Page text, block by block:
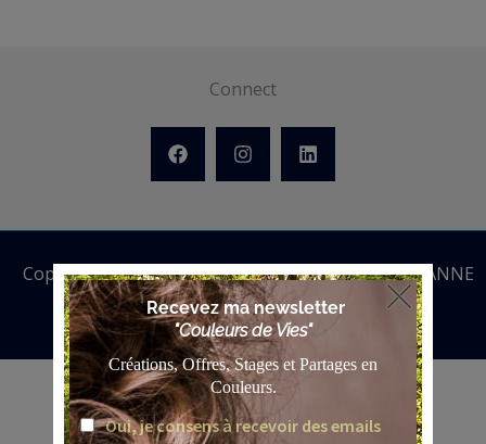
Connect
Copyright © 2026 ANNE BATTOUE | Powered by ANNE
BATTOUE